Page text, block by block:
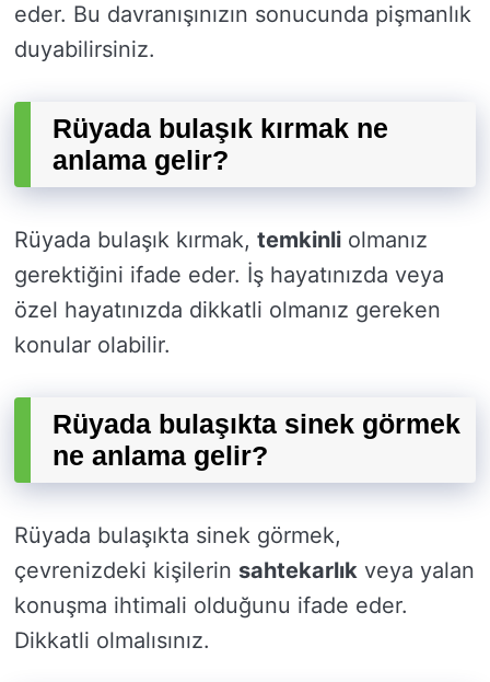
eder. Bu davranışınızın sonucunda pişmanlık
duyabilirsiniz.
Rüyada bulaşık kırmak ne
anlama gelir?
Rüyada bulaşık kırmak, temkinli olmanız
gerektiğini ifade eder. İş hayatınızda veya
özel hayatınızda dikkatli olmanız gereken
konular olabilir.
Rüyada bulaşıkta sinek görmek
ne anlama gelir?
Rüyada bulaşıkta sinek görmek,
çevrenizdeki kişilerin sahtekarlık veya yalan
konuşma ihtimali olduğunu ifade eder.
Dikkatli olmalısınız.